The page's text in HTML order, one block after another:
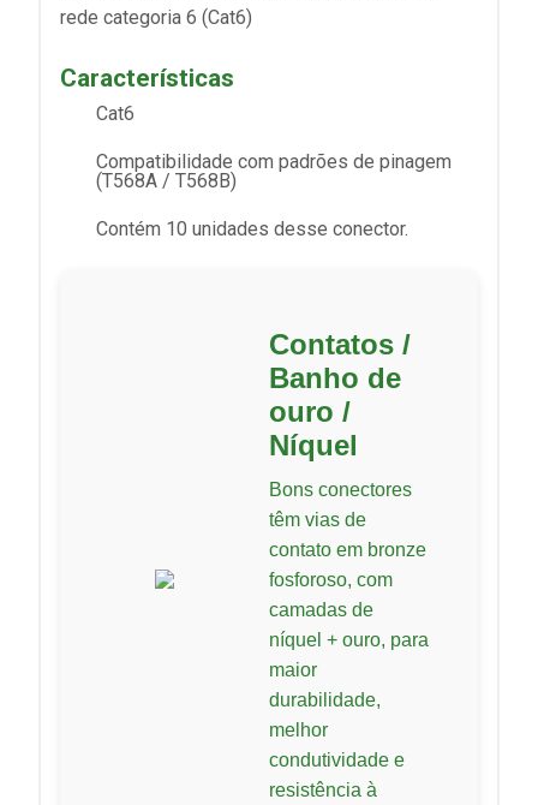
rede categoria 6 (Cat6)
Características
Cat6
Compatibilidade com padrões de pinagem
(T568A / T568B)
Contém 10 unidades desse conector.
Contatos /
Banho de
ouro /
Níquel
Bons conectores
têm vias de
contato em bronze
fosforoso, com
camadas de
níquel + ouro, para
maior
durabilidade,
melhor
condutividade e
resistência à